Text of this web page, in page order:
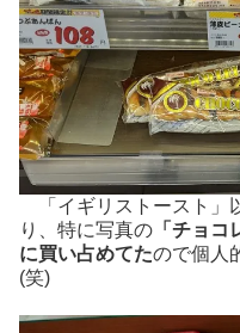
「イギリストースト」
り、特に写真の 「チョコ
に買い占めてたので個人
(笑)